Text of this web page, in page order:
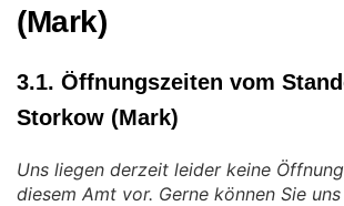
(Mark)
3.1. Öffnungszeiten vom
Storkow (Mark)
Uns liegen derzeit leider keine
diesem Amt vor. Gerne können Sie